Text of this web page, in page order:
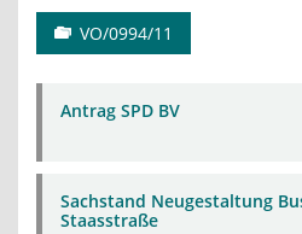
VO/0994/11
Antrag SPD BV
Sachstand Neugestaltung
Staasstraße